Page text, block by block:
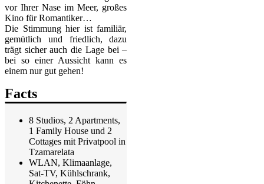
vor Ihrer Nase im Meer, großes
Kino für Romantiker…
Die Stimmung hier ist familiär,
gemütlich und friedlich, dazu
trägt sicher auch die Lage bei –
bei so einer Aussicht kann es
einem nur gut gehen!
Facts
8 Studios, 2 Apartments,
1 Family House und 2
Cottages mit Privatpool in
Tzamarelata
WLAN, Klimaanlage,
Sat-TV, Kühlschrank,